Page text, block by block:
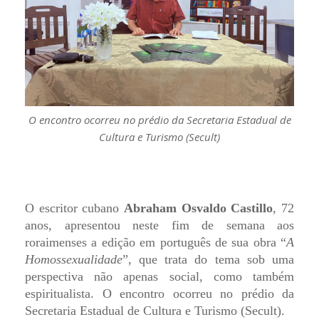
O encontro ocorreu no prédio da Secretaria Estadual de
Cultura e Turismo (Secult)
O escritor cubano Abraham Osvaldo Castillo, 72
anos, apresentou neste fim de semana aos
roraimenses a edição em português de sua obra “A
Homossexualidade”, que trata do tema sob uma
perspectiva não apenas social, como também
espiritualista. O encontro ocorreu no prédio da
Secretaria Estadual de Cultura e Turismo (Secult).